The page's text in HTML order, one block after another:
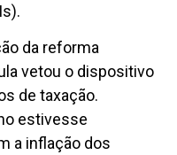
da reforma
vetou o dispositivo
de taxação.
estivesse
a inflação dos